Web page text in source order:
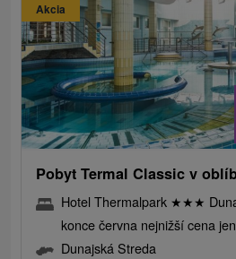
Akcia
Pobyt Termal Classic v
Hotel Thermalpark ★★★
konce června nejnižší cena
Dunajská Streda